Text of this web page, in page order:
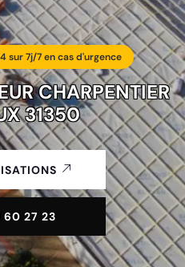
sur 7j/7 en cas d'urgence
CHARPENTIER
31350
60 27 23